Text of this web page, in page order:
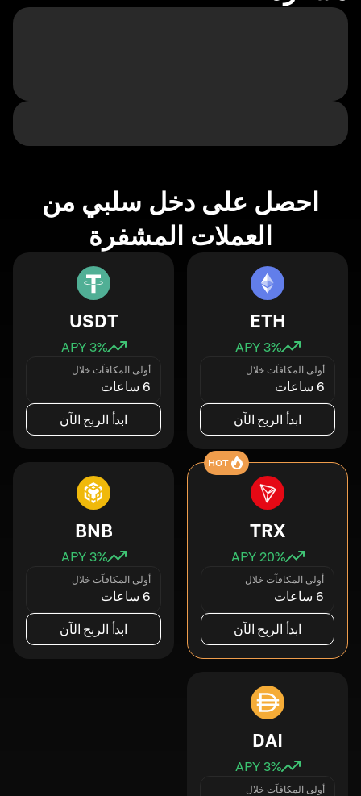
احصل على دخل سلبي من
العملات المشفرة
ETH
3% APY
أولى المكافآت خلال
6 ساعات
ابدأ الربح الآن
USDT
3% APY
أولى المكافآت خلال
6 ساعات
ابدأ الربح الآن
HOT
TRX
20% APY
أولى المكافآت خلال
6 ساعات
ابدأ الربح الآن
BNB
3% APY
أولى المكافآت خلال
6 ساعات
ابدأ الربح الآن
DAI
3% APY
أولى المكافآت خلال